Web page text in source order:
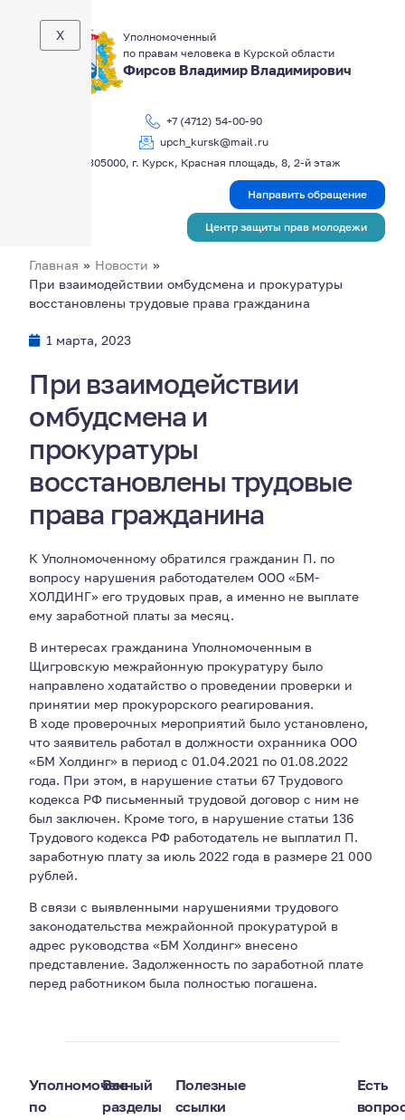
Уполномоченный
по правам человека в Курской области
Фирсов Владимир Владимирович
+7 (4712) 54-00-90
upch_kursk@mail.ru
305000, г. Курск, Красная площадь, 8, 2-й этаж
X
Направить обращение
Центр защиты прав молодежи
Главная » Новости »
При взаимодействии омбудсмена и прокуратуры
восстановлены трудовые права гражданина
1 марта, 2023
При взаимодействии
омбудсмена и
прокуратуры
восстановлены трудовые
права гражданина
К Уполномоченному обратился гражданин П. по
вопросу нарушения работодателем ООО «БМ-
ХОЛДИНГ» его трудовых прав, а именно не выплате
ему заработной платы за месяц.
В интересах гражданина Уполномоченным в
Щигровскую межрайонную прокуратуру было
направлено ходатайство о проведении проверки и
принятии мер прокурорского реагирования.
В ходе проверочных мероприятий было установлено,
что заявитель работал в должности охранника ООО
«БМ Холдинг» в период с 01.04.2021 по 01.08.2022
года. При этом, в нарушение статьи 67 Трудового
кодекса РФ письменный трудовой договор с ним не
был заключен. Кроме того, в нарушение статьи 136
Трудового кодекса РФ работодатель не выплатил П.
заработную плату за июль 2022 года в размере 21 000
рублей.
В связи с выявленными нарушениями трудового
законодательства межрайонной прокуратурой в
адрес руководства «БМ Холдинг» внесено
представление. Задолженность по заработной плате
перед работником была полностью погашена.
Уполномоченный
по
Все
разделы
Полезные
ссылки
Есть